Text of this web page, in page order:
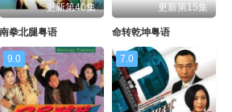
更新第40集
南拳北腿粤语
更新第15集
命转乾坤粤语
9.0 7.0